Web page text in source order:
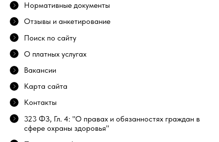
Нормативные документы
Отзывы и анкетирование
Поиск по сайту
О платных услугах
Вакансии
Карта сайта
Контакты
323 ФЗ, Гл. 4: "О правах и обязанностях граждан в
сфере охраны здоровья"